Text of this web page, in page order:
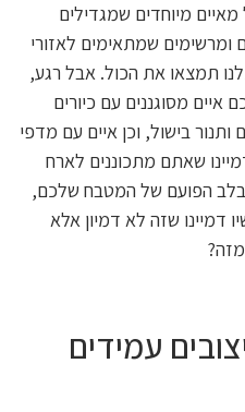
מיוחדים שמגדילים
ומרשימים שמתאימים לאזורי
תמצאו את הכול. אבל רגע,
איים מסוגננים עם כיורים
בישול, וכן איים עם מדפי
שאתם מתכוננים לארח
בלב הפועם של המטבח שלכם,
דמיינו שזה לא דמיון אלא
עמידים